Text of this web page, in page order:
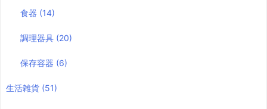
食器 (14)
調理器具 (20)
保存容器 (6)
生活雑貨 (51)